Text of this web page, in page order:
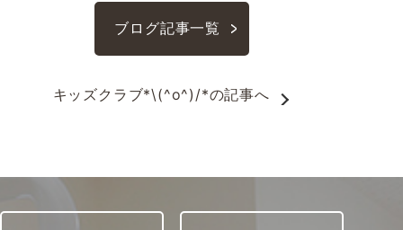
ブログ記事一覧
キッズクラブ*\(^o^)/*の記事へ